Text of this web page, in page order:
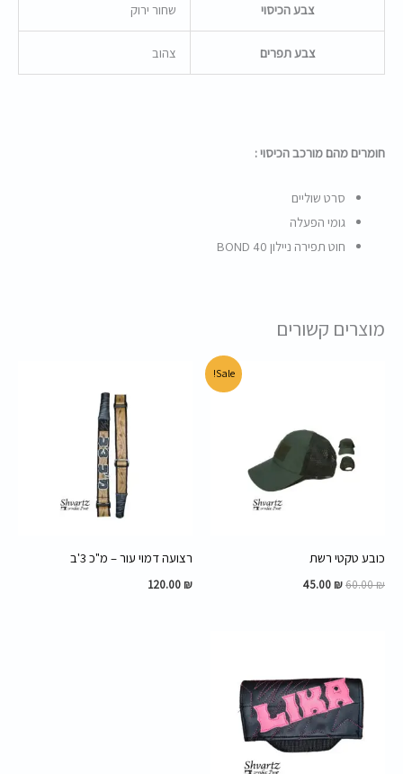
צבע הכיסוי שחור ירוק
צבע תפרים צהוב
חומרים מהם מורכב הכיסוי :
סרט שוליים
גומי הפעלה
חוט תפירה ניילון BOND 40
מוצרים קשורים
Sale!
כובע טקטי רשת
60.00₪
45.00 ₪
רצועה דמוי עור – מ"כ 3'ב
120.00 ₪